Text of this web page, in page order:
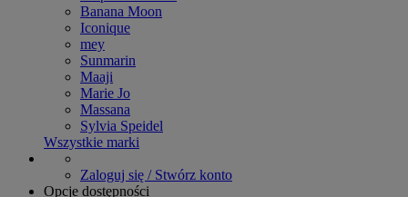
Banana Moon
Iconique
mey
Sunmarin
Maaji
Marie Jo
Massana
Sylvia Speidel
Wszystkie marki
Zaloguj się / Stwórz konto
Opcje dostępności